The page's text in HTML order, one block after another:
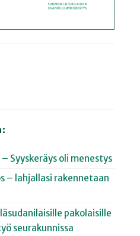
Syyskeräys oli menestys
– lahjallasi rakennetaan
pakolaisille
seurakunnissa